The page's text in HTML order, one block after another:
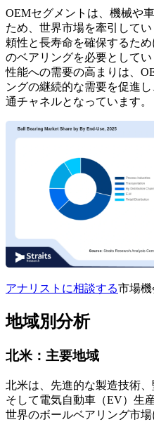
OEMセグメントは、機械や
ため、世界市場を牽引して
頼性と長寿命を確保するた
のベアリングを必要として
性能への需要の高まりは、
ングの継続的な需要を促進
通チャネルとなっています。
アナリストに相談する市場機
地域別分析
北米：主要地域
北米は、先進的な製造技術
そして電気自動車（EV）生
世界のボールベアリング市